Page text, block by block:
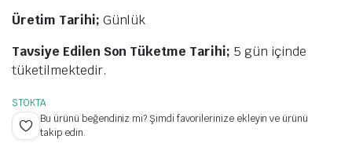
Üretim Tarihi; Günlük
Tavsiye Edilen Son Tüketme Tarihi; 5 gün içinde
tüketilmektedir.
STOKTA
Bu ürünü beğendiniz mi? Şimdi favorilerinize ekleyin ve ürünü
takip edin.